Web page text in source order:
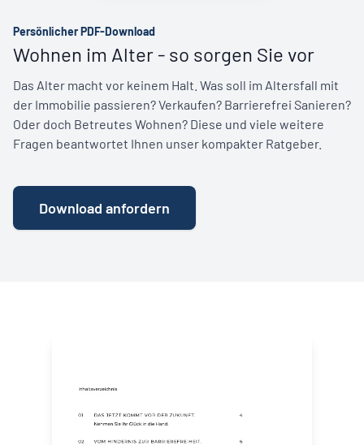
Persönlicher PDF-Download
Wohnen im Alter - so sorgen Sie vor
Das Alter macht vor keinem Halt. Was soll im Altersfall mit
der Immobilie passieren? Verkaufen? Barrierefrei Sanieren?
Oder doch Betreutes Wohnen? Diese und viele weitere
Fragen beantwortet Ihnen unser kompakter Ratgeber.
Download anfordern